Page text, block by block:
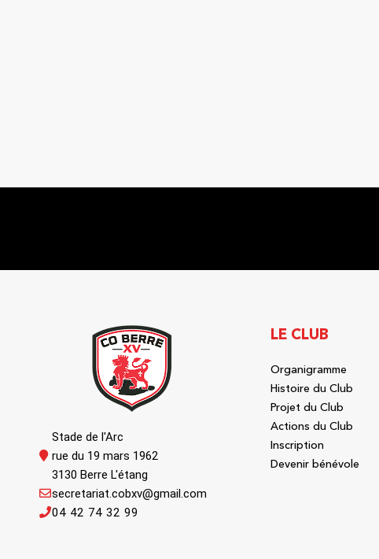
Stade de l'Arc
rue du 19 mars 1962
3130 Berre L'étang
04 42 74 32 99
secretariat.cobxv@gmail.com
LE CLUB
Organigramme
Histoire du Club
Projet du Club
Actions du Club
Inscription
Devenir bénévole